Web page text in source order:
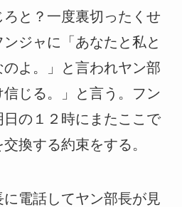
と？一度裏切ったくせ
ジャに「あなたと私と
よ。」と言われヤン部
じる。」と言う。フン
の１２時にまたここで
換する約束をする。
電話してヤン部長が見